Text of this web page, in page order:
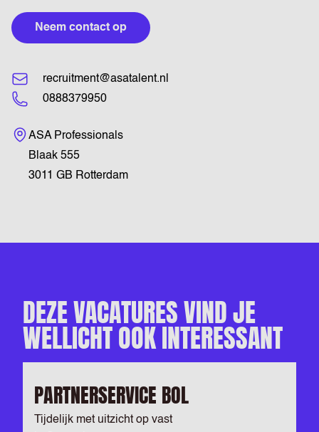
Neem contact op
recruitment@asatalent.nl
0888379950
Bezoekadres
ASA Professionals
Blaak 555
3011 GB Rotterdam
DEZE VACATURES VIND JE
WELLICHT OOK INTERESSANT
PARTNERSERVICE BOL
Tijdelijk met uitzicht op vast